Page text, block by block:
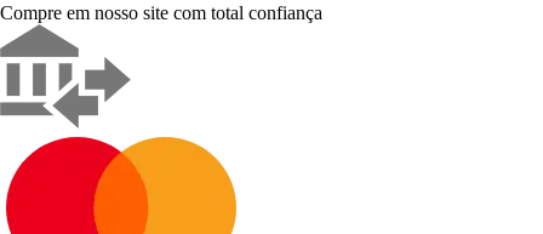
Compre em nosso site com total confiança